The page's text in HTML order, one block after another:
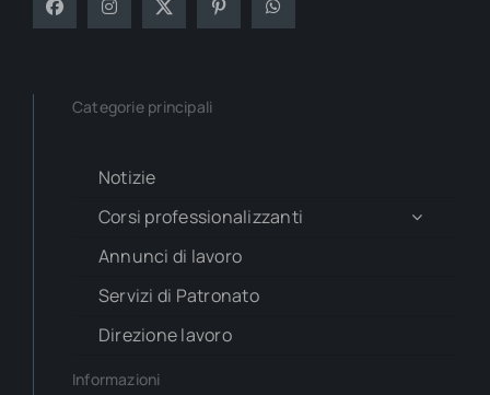
Categorie principali
Notizie
Corsi professionalizzanti
Annunci di lavoro
Servizi di Patronato
Direzione lavoro
Informazioni